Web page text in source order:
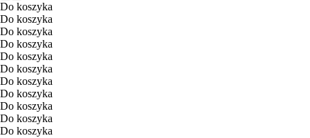
Do koszyka
Do koszyka
Do koszyka
Do koszyka
Do koszyka
Do koszyka
Do koszyka
Do koszyka
Do koszyka
Do koszyka
Do koszyka